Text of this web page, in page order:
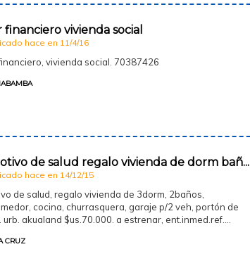
financiero vivienda social
hace en 11/4/16
vivienda social. 70387426
de salud regalo vivienda de dorm bañ...
hace en 14/12/15
de salud, regalo vivienda de 3dorm, 2baños,
cocina, churrasquera, garaje p/2 veh, portón de
urb. akualand $us.70.000. a estrenar, ent.inmed.ref.…
CRUZ